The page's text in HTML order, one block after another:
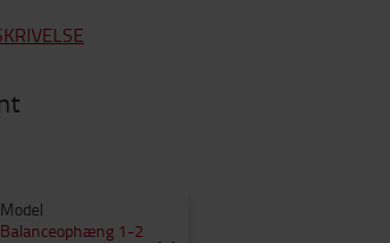
Model
Balanceophæng 1-2